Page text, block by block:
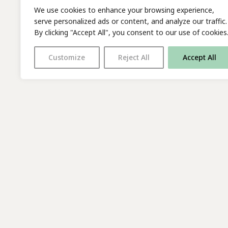
We use cookies to enhance your browsing experience,
serve personalized ads or content, and analyze our traffic.
By clicking "Accept All", you consent to our use of cookies.
Customize Reject All Accept All